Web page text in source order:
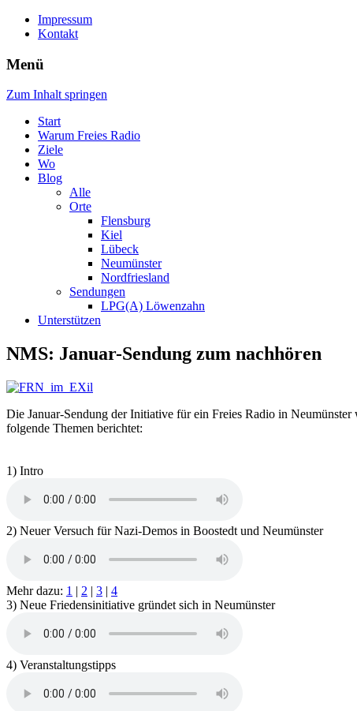
Impressum
Kontakt
Menü
Zum Inhalt springen
Start
Warum Freies Radio
Ziele
Wo
Blog
Alle
Orte
Flensburg
Kiel
Lübeck
Neumünster
Nordfriesland
Sendungen
LPG(A) Löwenzahn
Unterstützen
NMS: Januar-Sendung zum nachhören
Die Januar-Sendung der Initiative für ein Freies Radio in
folgende Themen berichtet:
1) Intro
2) Neuer Versuch für Nazi-Demos in Boostedt und Neumünster
Mehr dazu: 1 | 2 | 3 | 4
3) Neue Friedensinitiative gründet sich in Neumünster
4) Veranstaltungstipps